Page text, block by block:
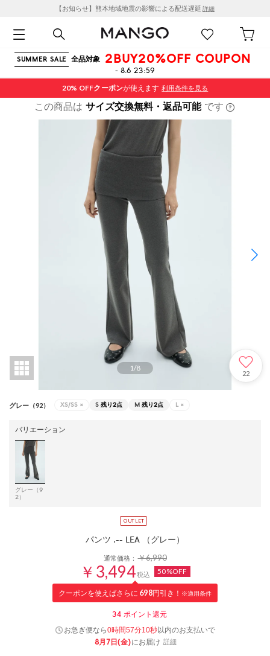
【お知らせ】熊本地域地震の影響による配送遅延 詳細
SUMMER SALE 全品対象 2BUY20%OFF COUPON
- 8.6 23:59
20% OFFクーポンが使えます 利用条件を見る
この商品は サイズ交換無料・返品可能 です
1/8
22
グレー（92） XS/SS × S 残り2点 M 残り2点 L ×
バリエーション
グレー（9
2）
パンツ .-- LEA （グレー）
通常価格：￥6,990
￥3,494税込 50%OFF
クーポンを使えばさらに 698円引き！ ※適用条件
34 ポイント還元
お急ぎ便なら0時間57分10秒以内のお支払いで
8月7日(金)にお届け 詳細